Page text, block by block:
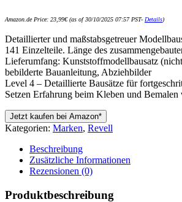
Amazon.de Price: 23,99€(as of 30/10/2025 07:57 PST- Details)
Detaillierter und maßstabsgetreuer
141 Einzelteile. Länge des
Lieferumfang: Kunststoffmodellbausatz
bebilderte Bauanleitung, Abziehbilder
Level 4 – Detaillierte Bausätze für
Setzen Erfahrung beim Kleben und Bemalen
Jetzt kaufen bei Amazon*
Kategorien: Marken, Revell
Beschreibung
Zusätzliche Informationen
Rezensionen (0)
Produktbeschreibung